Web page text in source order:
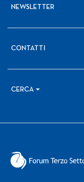
NEWSLETTER
CONTATTI
CERCA